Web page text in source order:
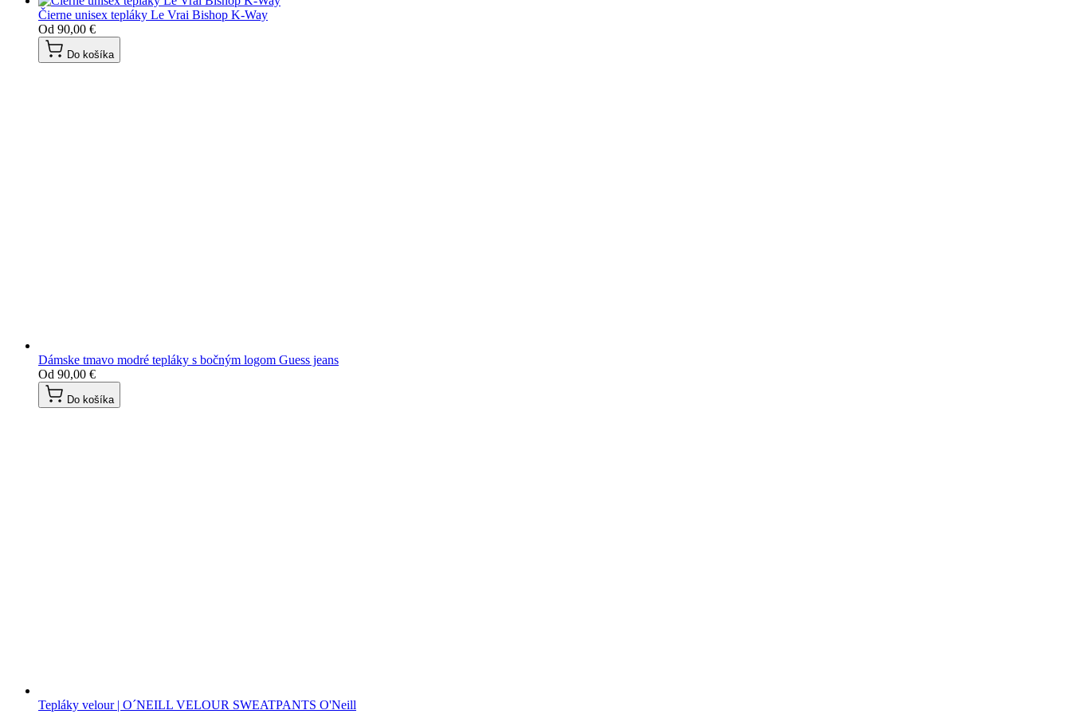
Čierne unisex tepláky Le Vrai Bishop K-Way
Od 90,00 €
Do košíka
Dámske tmavo modré tepláky s bočným logom Guess jeans
Od 90,00 €
Do košíka
Tepláky velour | O´NEILL VELOUR SWEATPANTS O'Neill